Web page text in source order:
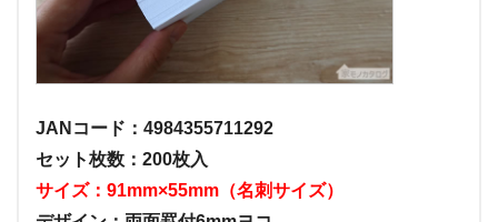
JANコード：4984355711292
セット枚数：200枚入
サイズ：91mm×55mm（名刺サイズ）